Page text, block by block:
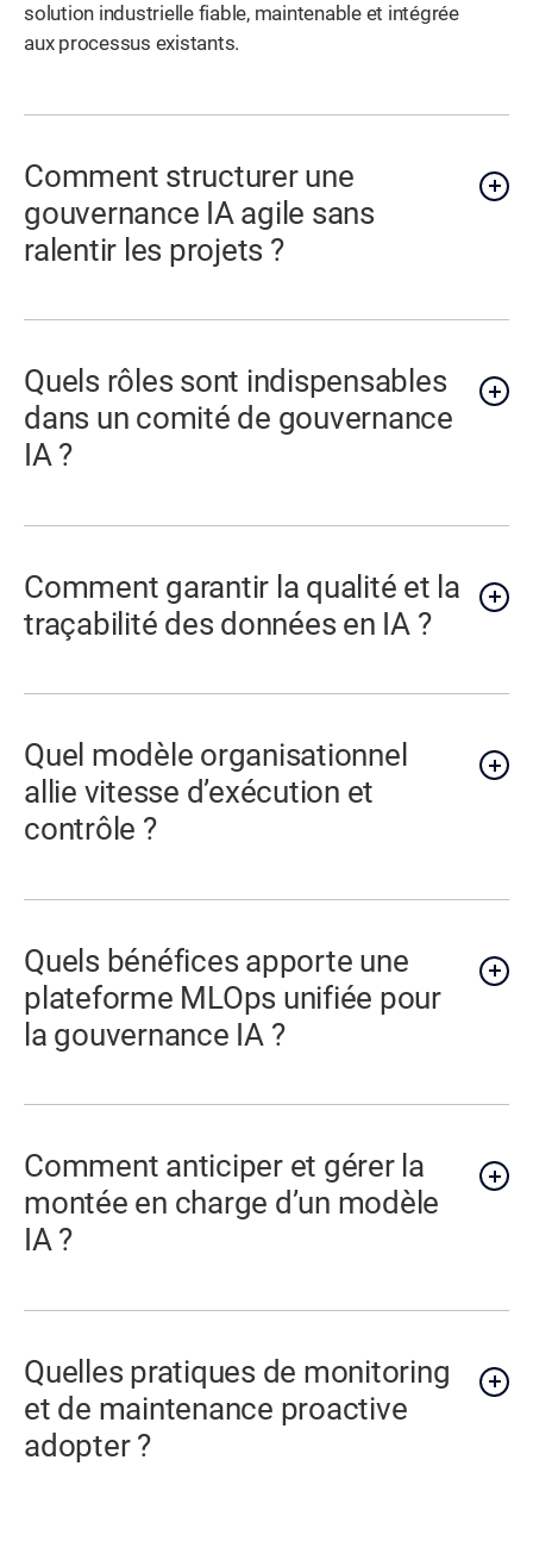
solution industrielle fiable, maintenable et intégrée
aux processus existants.
Comment structurer une
gouvernance IA agile sans
ralentir les projets ?
Quels rôles sont indispensables
dans un comité de gouvernance
IA ?
Comment garantir la qualité et la
traçabilité des données en IA ?
Quel modèle organisationnel
allie vitesse d’exécution et
contrôle ?
Quels bénéfices apporte une
plateforme MLOps unifiée pour
la gouvernance IA ?
Comment anticiper et gérer la
montée en charge d’un modèle
IA ?
Quelles pratiques de monitoring
et de maintenance proactive
adopter ?